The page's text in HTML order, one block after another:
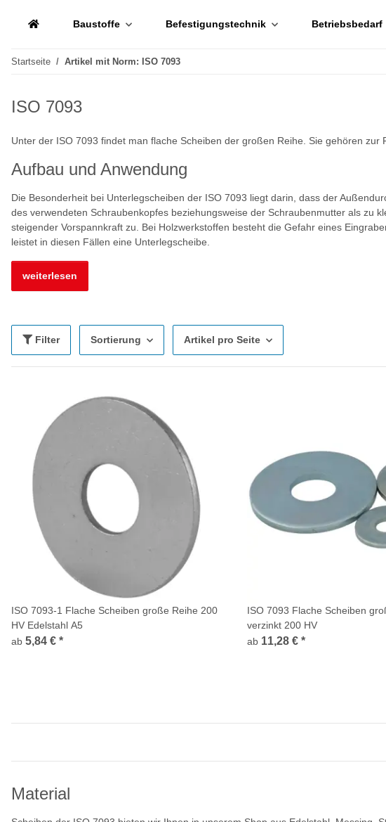
Baustoffe Befestigungstechnik Betriebsbedarf
Startseite Artikel mit Norm: ISO 7093
ISO 7093
Unter der ISO 7093 findet man flache Scheiben der großen Reihe. Sie gehören zur
Aufbau und Anwendung
Die Besonderheit bei Unterlegscheiben der ISO 7093 liegt darin, dass der
des verwendeten Schraubenkopfes beziehungsweise der Schraubenmutter als zu
steigender Vorspannkraft zu. Bei Holzwerkstoffen besteht die Gefahr eines
leistet in diesen Fällen eine Unterlegscheibe.
weiterlesen
Filter Sortierung Artikel pro Seite
ISO 7093-1 Flache Scheiben große Reihe 200
HV Edelstahl A5
ab 5,84 € *
ISO 7093 Flache Scheiben
verzinkt 200 HV
ab 11,28 € *
Material